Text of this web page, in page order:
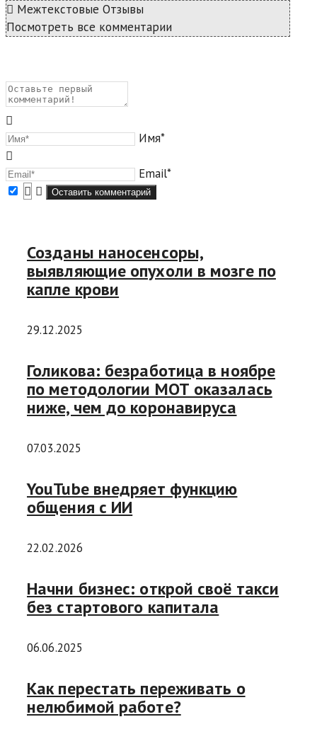
Межтекстовые Отзывы
Посмотреть все комментарии
Имя*
Email*
Созданы наносенсоры,
выявляющие опухоли в мозге по
капле крови
29.12.2025
Голикова: безработица в ноябре
по методологии МОТ оказалась
ниже, чем до коронавируса
07.03.2025
YouTube внедряет функцию
общения с ИИ
22.02.2026
Начни бизнес: открой своё такси
без стартового капитала
06.06.2025
Как перестать переживать о
нелюбимой работе?